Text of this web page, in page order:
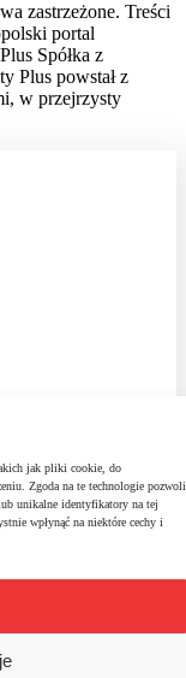
jak pliki cookie, do
Zgoda na te technologie pozwoli
unikalne identyfikatory na tej
wpłynąć na niektóre cechy i
zastrzeżone. Treści
portal
Spółka z
Plus powstał z
w przejrzysty